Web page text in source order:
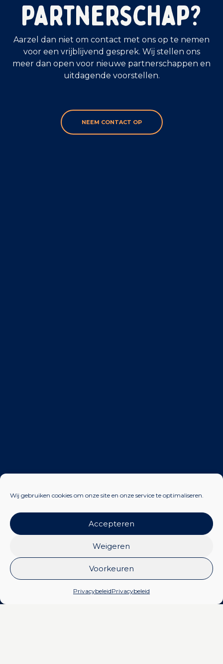
Wij gebruiken cookies om onze site en onze service te optimaliseren.
Accepteren
Weigeren
Voorkeuren
PrivacybeleidPrivacybeleid
partnerschap?
Aarzel dan niet om contact met ons op te nemen
voor een vrijblijvend gesprek. Wij stellen ons
meer dan open voor nieuwe partnerschappen en
uitdagende voorstellen.
NEEM CONTACT OP